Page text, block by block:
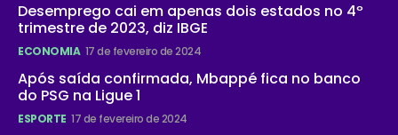
Desemprego cai em apenas dois estados no 4º
trimestre de 2023, diz IBGE
ECONOMIA 17 de fevereiro de 2024
Após saída confirmada, Mbappé fica no banco
do PSG na Ligue 1
ESPORTE 17 de fevereiro de 2024